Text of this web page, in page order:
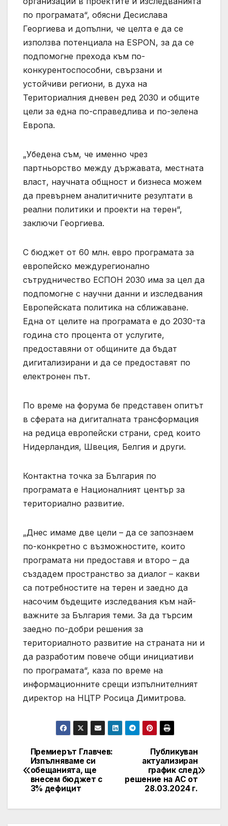
по програмата“, обясни Десислава
Георгиева и допълни, че целта е да се
използва потенциала на ESPON, за да се
подпомогне прехода към по-
конкурентоспособни, свързани и
устойчиви региони, в духа на
Териториалния дневен ред 2030 и общите
цели за една по-справедлива и по-зелена
Европа.
„Убедена съм, че именно чрез
партньорство между държавата, местната
власт, научната общност и бизнеса можем
да превърнем аналитичните резултати в
реални политики и проекти на терен“,
заключи Георгиева.
С бюджет от 60 млн. евро програмата за
европейско междурегионално
сътрудничество ЕСПОН 2030 има за цел да
подпомогне с научни данни и изследвания
Европейската политика на сближаване.
Една от целите на програмата е до 2030-та
година сто процента от услугите,
предоставяни от общините да бъдат
дигитализирани и да се предоставят по
електронен път.
По време на форума бе представен опитът
в сферата на дигиталната трансформация
на редица европейски страни, сред които
Нидерландия, Швеция, Белгия и други.
Контактна точка за България по
програмата е Националният център за
териториално развитие.
„Днес имаме две цели – да се запознаем
по-конкретно с възможностите, които
програмата ни предоставя и второ – да
създадем пространство за диалог – какви
са потребностите на терен и заедно да
насочим бъдещите изследвания към най-
важните за България теми. За да търсим
заедно по-добри решения за
териториалното развитие на страната ни и
да разработим повече общи инициативи
по програмата“, каза по време на
информационните срещи изпълнителният
директор на НЦТР Росица Димитрова.
Post
navigation
Публикуван
актуализиран
график след
решение на АС от
28.03.2024 г.
Премиерът Главчев:
Изпълняваме си
обещанията, ще
внесем бюджет с
3% дефицит